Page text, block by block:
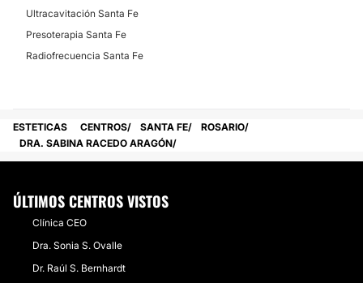
Ultracavitación Santa Fe
Presoterapia Santa Fe
Radiofrecuencia Santa Fe
ESTETICAS CENTROS SANTA FE
ROSARIO
DRA. SABINA RACEDO ARAGÓN
ÚLTIMOS CENTROS VISTOS
Clínica CEO
Dra. Sonia S. Ovalle
Dr. Raúl S. Bernhardt